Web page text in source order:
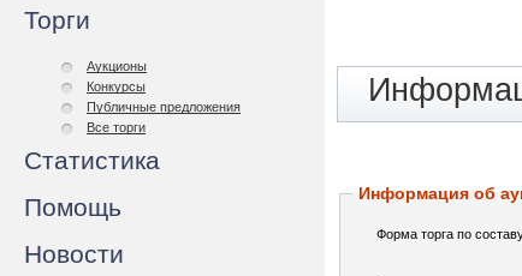
Торги
Аукционы
Конкурсы
Публичные предложения
Все торги
Статистика
Помощь
Новости
Информация об
Форма торга по